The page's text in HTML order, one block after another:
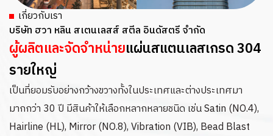
เกี่ยวกับเรา
บริษัท ฮวา หลิน สเตนเลสส์ สตีล อินดัสตรี จำกัด​
ผู้ผลิตและจัดจำหน่ายแผ่นสแตนเลสเกรด 304
รายใหญ่
เป็นที่ยอมรับอย่างกว้างขวางทั้งในประเทศและต่างประเทศมา
มากกว่า 30 ปี มีสินค้าให้เลือกหลากหลายชนิด เช่น Satin (NO.4),
Hairline (HL), Mirror (NO.8), Vibration (VIB), Bead Blast